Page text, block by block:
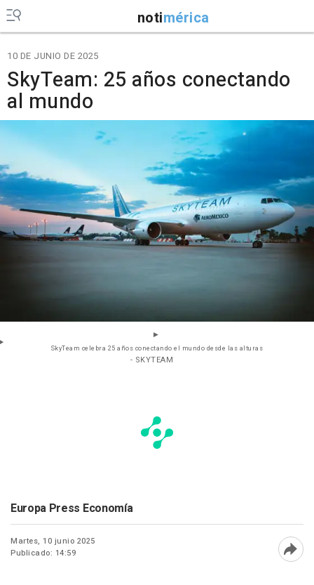
notimérica
10 DE JUNIO DE 2025
SkyTeam: 25 años conectando
al mundo
SkyTeam celebra 25 años conectando el mundo desde las alturas
- SKYTEAM
Europa Press Economía
Martes, 10 junio 2025
Publicado: 14:59